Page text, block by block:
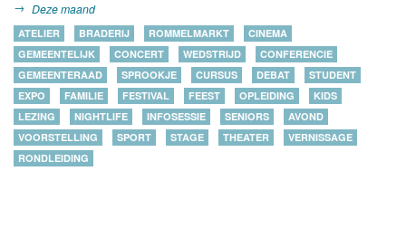
Deze maand
ATELIER BRADERIJ ROMMELMARKT
CINEMA
GEMEENTELIJK
CONCERT WEDSTRIJD
CONFERENCIE
GEMEENTERAAD
SPROOKJE CURSUS DEBAT
STUDENT
EXPO
FAMILIE FESTIVAL FEEST OPLEIDING
KIDS
LEZING
NIGHTLIFE INFOSESSIE SENIORS
AVOND
VOORSTELLING
SPORT STAGE THEATER
VERNISSAGE
RONDLEIDING